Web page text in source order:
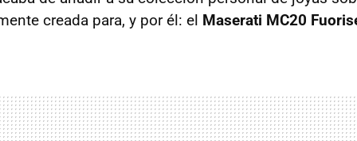
creada para, y por él: el Maserati MC20